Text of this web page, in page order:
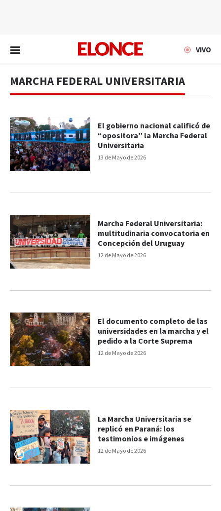
VIVO
MARCHA FEDERAL UNIVERSITARIA
13 de Mayo de 2026
El gobierno nacional calificó de
“opositora” la Marcha Federal
Universitaria
12 de Mayo de 2026
Marcha Federal Universitaria:
multitudinaria convocatoria en
Concepción del Uruguay
12 de Mayo de 2026
El documento completo de las
universidades en la marcha y el
pedido a la Corte Suprema
12 de Mayo de 2026
La Marcha Universitaria se
replicó en Paraná: los
testimonios e imágenes